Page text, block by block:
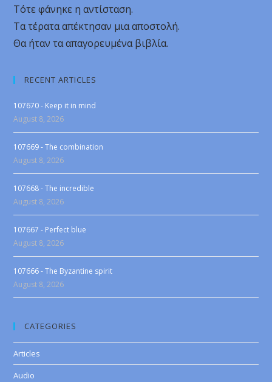
Τότε φάνηκε η αντίσταση.
Τα τέρατα απέκτησαν μια αποστολή.
Θα ήταν τα απαγορευμένα βιβλία.
RECENT ARTICLES
107670 - Keep it in mind
August 8, 2026
107669 - The combination
August 8, 2026
107668 - The incredible
August 8, 2026
107667 - Perfect blue
August 8, 2026
107666 - The Byzantine spirit
August 8, 2026
CATEGORIES
Articles
Audio